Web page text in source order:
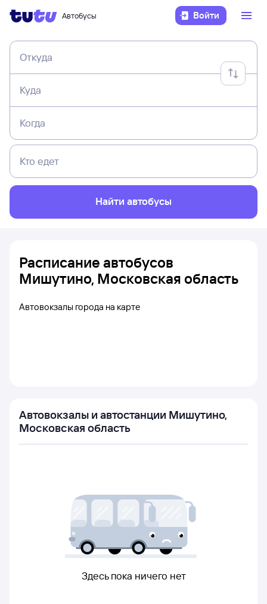
Автобусы Войти
Откуда
Куда
Когда
Кто едет
Найти автобусы
Расписание автобусов
Мишутино, Московская область
Автовокзалы города на карте
Автовокзалы и автостанции Мишутино,
Московская область
Здесь пока ничего нет